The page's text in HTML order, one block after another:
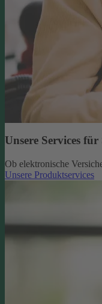
Unsere Services für
Ob elektronische
Unsere Produktservices